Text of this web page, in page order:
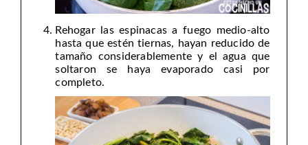
Rehogar las espinacas a fuego medio-alto
hasta que estén tiernas, hayan reducido de
tamaño considerablemente y el agua que
soltaron se haya evaporado casi por
completo.